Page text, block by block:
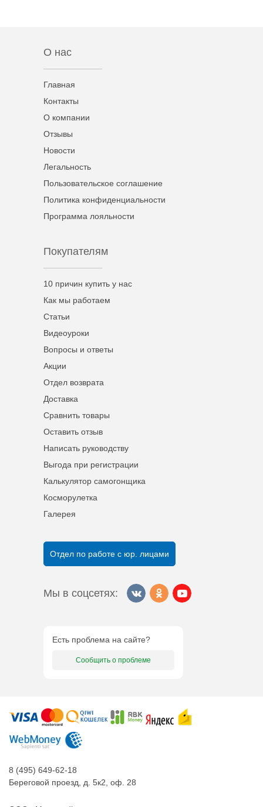
О нас
Главная
Контакты
О компании
Отзывы
Новости
Легальность
Пользовательское соглашение
Политика конфиденциальности
Программа лояльности
Покупателям
10 причин купить у нас
Как мы работаем
Статьи
Видеоуроки
Вопросы и ответы
Акции
Отдел возврата
Доставка
Сравнить товары
Оставить отзыв
Написать руководству
Выгода при регистрации
Калькулятор самогонщика
Косморулетка
Галерея
Отдел по работе с юр. лицами
Мы в соцсетях:
Есть проблема на сайте?
Сообщить о проблеме
8 (495) 649-62-18
Береговой проезд, д. 5к2, оф. 28